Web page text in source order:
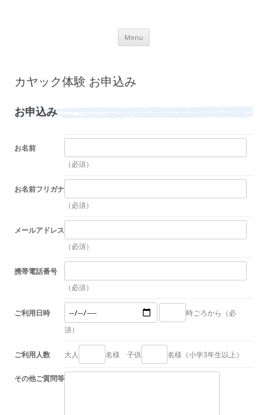
Menu Skip to content
カヤック体験 お申込み
お申込み
お名前
（必須）
お名前フリガナ
（必須）
メールアドレス
（必須）
携帯電話番号
（必須）
ご利用日時
時ごろから（必
須）
ご利用人数 大人 名様 子供 名様（小学3年生以上）
その他ご質問等